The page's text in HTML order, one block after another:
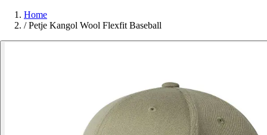
Home
/ Petje Kangol Wool Flexfit Baseball